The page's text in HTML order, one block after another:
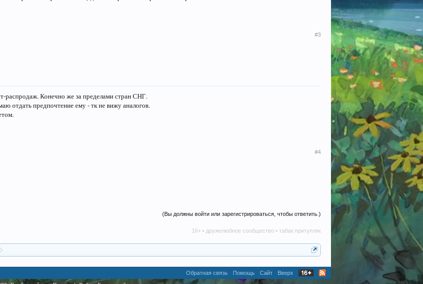
#3
распродаж. Конечно же за пределами стран СНГ.
отдать предпочтение ему - тк не вижу аналогов.
#4
(Вы должны войти или зарегистрироваться, чтобы ответить.)
16+ • дружелюбное сообщество • табак притупляет инициативу • алкоголь наносит вред в
Обратная связь Помощь Сайт
Вверх